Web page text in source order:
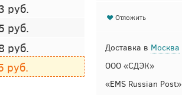
руб.
руб.
руб.
руб.
Отложить
Доставка в Москва
ООО «СДЭК»
«EMS Russian Post»